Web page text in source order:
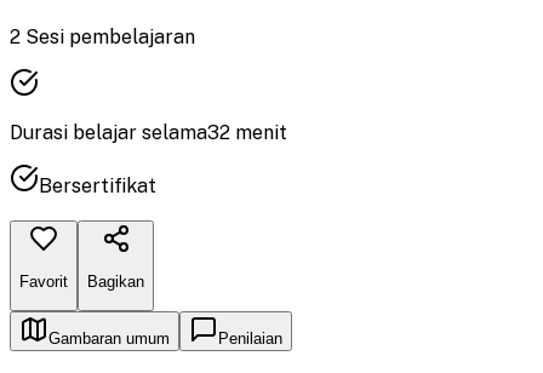
2 Sesi pembelajaran
Durasi belajar selama32 menit
Bersertifikat
Favorit Bagikan
Gambaran umum Penilaian